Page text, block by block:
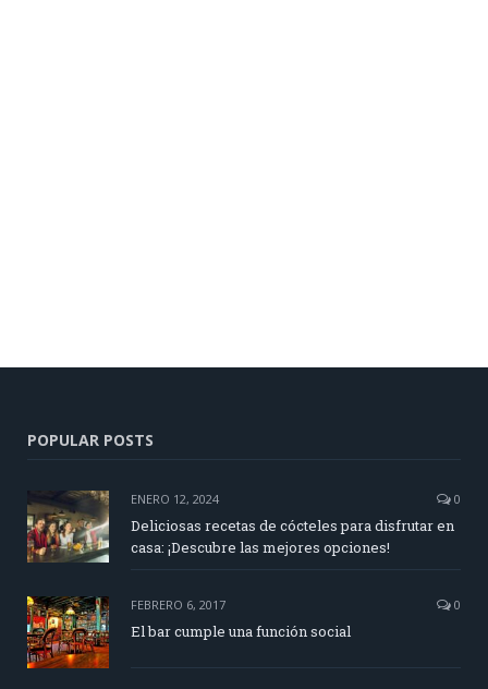
POPULAR POSTS
ENERO 12, 2024 0
Deliciosas recetas de cócteles para disfrutar en
casa: ¡Descubre las mejores opciones!
FEBRERO 6, 2017 0
El bar cumple una función social